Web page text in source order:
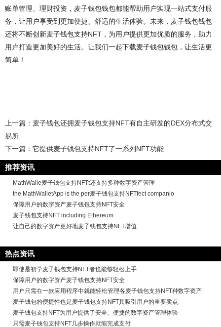
账单管理、理财投资，麦子钱包钱包都能帮助用户实现一站式支付服
务，让用户享受到更加便捷、舒适的生活体验。未来，麦子钱包钱包
还将不断创新麦子钱包支持NFT，为用户提供更加优质的服务，助力
用户打造更加美好的生活。让我们一起下载麦子钱包钱包，让生活更
简单！
上一篇： 麦子钱包还拥麦子钱包支持NFT有自主研发的DEX分布式交
易所
下一篇： 它提供麦子钱包支持NFT了一系列NFT功能
推荐资讯
MathWalle麦子钱包支持NFTt还支持多种数字资产管理
the MathWalletApp is the per麦子钱包支持NFTfect companio
保障用户的数字资产麦子钱包支持NFT安全
麦子钱包支持NFT including Ethereum
让自己的数字资产更好地麦子钱包支持NFT增值
热点资讯
即使是初学麦子钱包支持NFT者也能够轻松上手
保障用户的数字资产麦子钱包支持NFT安全
用户只需在一款应用程序中就能轻松管理各麦子钱包支持NFT种数字资产
麦子钱包的便捷性也是麦子钱包支持NFT其吸引用户的重要卖点
麦子钱包支持NFT为用户提供了安全、便捷的数字资产管理体验
只需麦子钱包支持NFT几步操作就能完成支付